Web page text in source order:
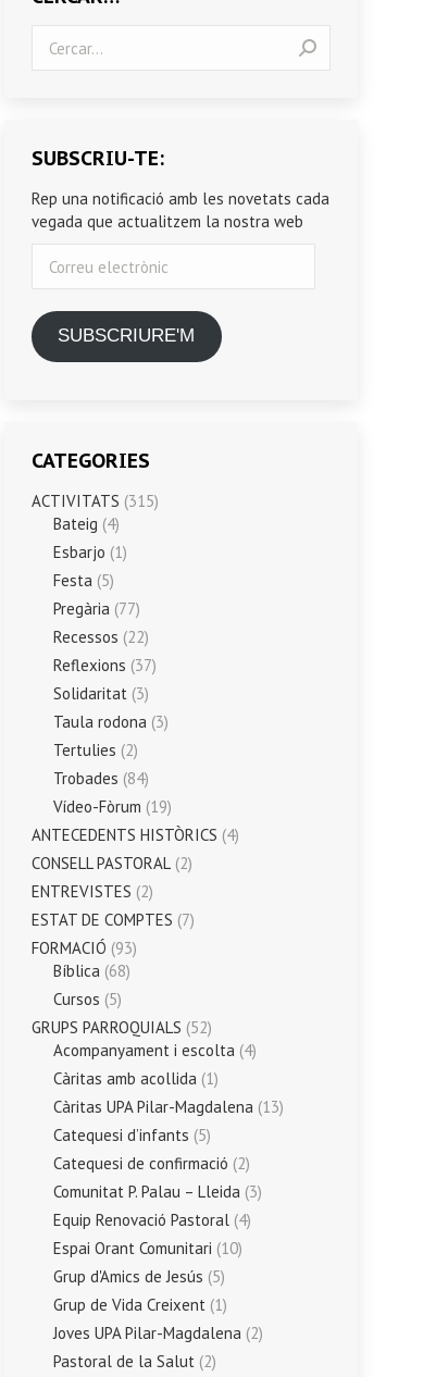
SUBSCRIU-TE:
Rep una notificació amb les novetats cada
vegada que actualitzem la nostra web
electrònic
SUBSCRIURE'M
CATEGORIES
ACTIVITATS (315)
Bateig (4)
Esbarjo (1)
Festa (5)
Pregària (77)
Recessos (22)
Reflexions (37)
Solidaritat (3)
Taula rodona (3)
Tertulies (2)
Trobades (84)
Vídeo-Fòrum (19)
ANTECEDENTS HISTÒRICS (4)
CONSELL PASTORAL (2)
ENTREVISTES (2)
ESTAT DE COMPTES (7)
FORMACIÓ (93)
Bíblica (68)
Cursos (5)
GRUPS PARROQUIALS (52)
Acompanyament i escolta (4)
Càritas amb acollida (1)
Càritas UPA Pilar-Magdalena (13)
Catequesi d’infants (5)
Catequesi de confirmació (2)
Comunitat P. Palau – Lleida (3)
Equip Renovació Pastoral (4)
Espai Orant Comunitari (10)
Grup d'Amics de Jesús (5)
Grup de Vida Creixent (1)
Joves UPA Pilar-Magdalena (2)
Pastoral de la Salut (2)